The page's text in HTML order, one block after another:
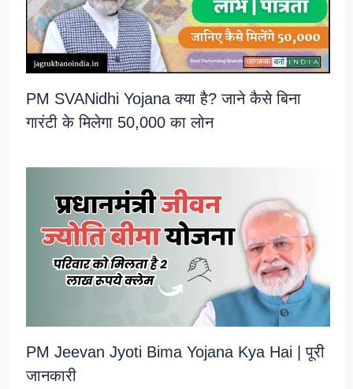
PM SVANidhi Yojana क्या है? जाने कैसे बिना
गारंटी के मिलेगा 50,000 का लोन
PM Jeevan Jyoti Bima Yojana Kya Hai | पूरी
जानकारी